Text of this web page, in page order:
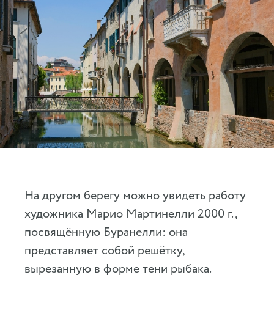
На другом берегу можно увидеть работу
художника Марио Мартинелли 2000 г.,
посвящённую Буранелли: она
представляет собой решётку,
вырезанную в форме тени рыбака.